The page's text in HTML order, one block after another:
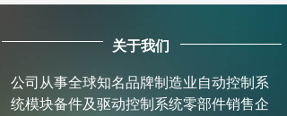
关于我们
公司从事全球知名品牌制造业自动控制系
统模块备件及驱动控制系统零部件销售企